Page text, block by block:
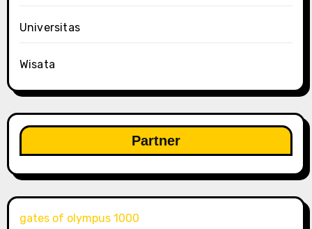
Universitas
Wisata
Partner
gates of olympus 1000